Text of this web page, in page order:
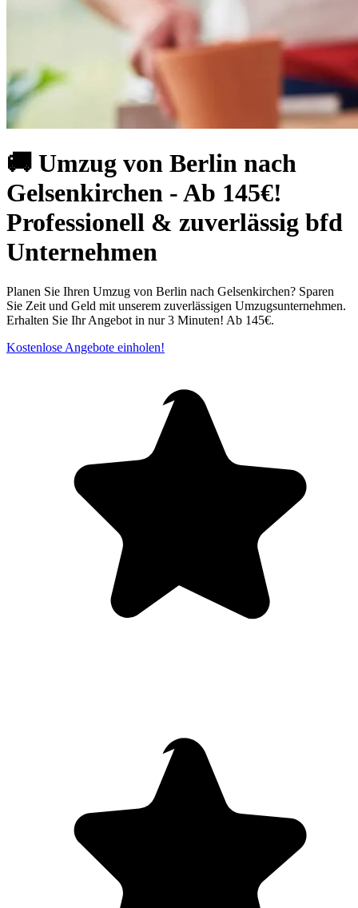
🚚 Umzug von Berlin nach
Gelsenkirchen - Ab 145€!
Professionell & zuverlässig bfd
Unternehmen
Planen Sie Ihren Umzug von Berlin⁠ nach Gelsenkirchen? Sparen
Sie Zeit und Geld mit unserem zuverlässigen Umzugsunternehmen.
Erhalten Sie Ihr Angebot in nur 3 Minuten! Ab 145€.
Kostenlose Angebote einholen!